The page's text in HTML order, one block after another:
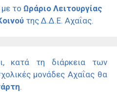
το Ωράριο Λειτουργίας
της Δ.Δ.Ε. Αχαΐας.
κατά τη διάρκεια των
μονάδες Αχαΐας θα
.